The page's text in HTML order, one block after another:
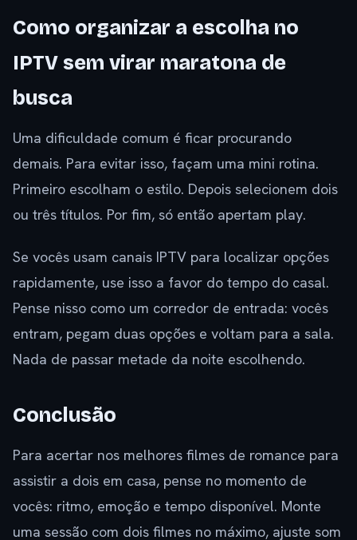
Como organizar a escolha no
IPTV sem virar maratona de
busca
Uma dificuldade comum é ficar procurando
demais. Para evitar isso, façam uma mini rotina.
Primeiro escolham o estilo. Depois selecionem dois
ou três títulos. Por fim, só então apertam play.
Se vocês usam canais IPTV para localizar opções
rapidamente, use isso a favor do tempo do casal.
Pense nisso como um corredor de entrada: vocês
entram, pegam duas opções e voltam para a sala.
Nada de passar metade da noite escolhendo.
Conclusão
Para acertar nos melhores filmes de romance para
assistir a dois em casa, pense no momento de
vocês: ritmo, emoção e tempo disponível. Monte
uma sessão com dois filmes no máximo, ajuste som